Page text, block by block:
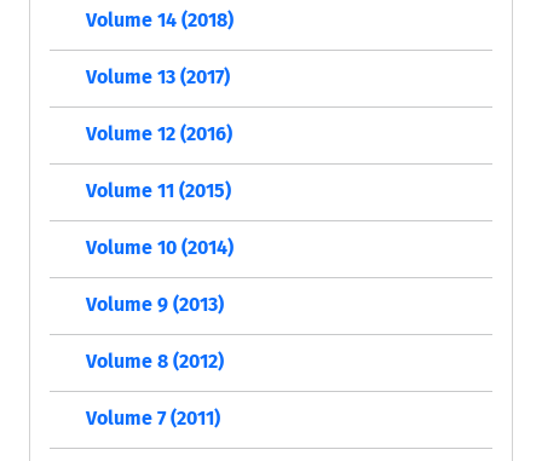
Volume 14 (2018)
Volume 13 (2017)
Volume 12 (2016)
Volume 11 (2015)
Volume 10 (2014)
Volume 9 (2013)
Volume 8 (2012)
Volume 7 (2011)